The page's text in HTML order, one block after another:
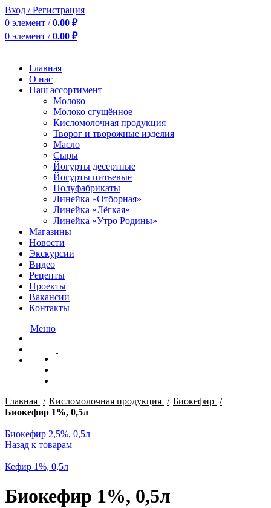
Вход / Регистрация
0 элемент / 0.00 ₽
0 элемент / 0.00 ₽
Главная
О нас
Наш ассортимент
Молоко
Молоко сгущённое
Кисломолочная продукция
Творог и творожные изделия
Масло
Сыры
Йогурты десертные
Йогурты питьевые
Полуфабрикаты
Линейка «Отборная»
Линейка «Лёгкая»
Линейка «Утро Родины»
Магазины
Новости
Экскурсии
Видео
Рецепты
Проекты
Вакансии
Контакты
Меню
Главная
Кисломолочная продукция
Биокефир
Биокефир 1%, 0,5л
Биокефир 2,5%, 0,5л
Назад к товарам
Кефир 1%, 0,5л
Биокефир 1%, 0,5л